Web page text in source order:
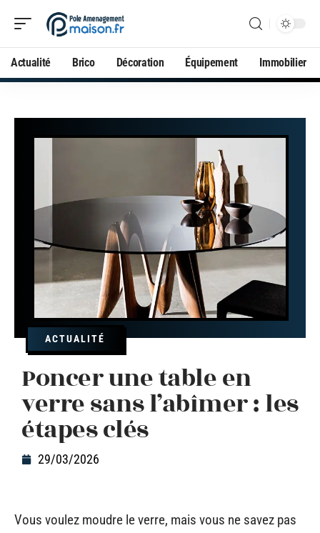
Actualité Brico Décoration Équipement Immobilier
ACTUALITÉ
Poncer une table en
verre sans l’abîmer : les
étapes clés
29/03/2026
Vous voulez moudre le verre, mais vous ne savez pas